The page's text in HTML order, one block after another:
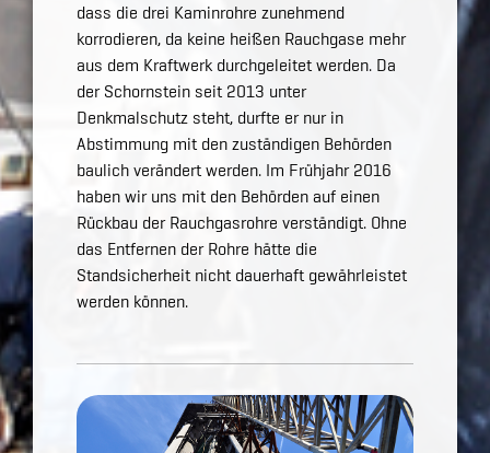
dass die drei Kaminrohre zunehmend
korrodieren, da keine heißen Rauchgase mehr
aus dem Kraftwerk durchgeleitet werden. Da
der Schornstein seit 2013 unter
Denkmalschutz steht, durfte er nur in
Abstimmung mit den zuständigen Behörden
baulich verändert werden. Im Frühjahr 2016
haben wir uns mit den Behörden auf einen
Rückbau der Rauchgasrohre verständigt. Ohne
das Entfernen der Rohre hätte die
Standsicherheit nicht dauerhaft gewährleistet
werden können.